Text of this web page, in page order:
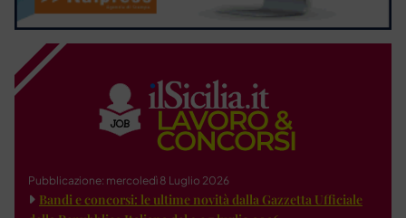
Pubblicazione: mercoledì 8 Luglio 2026
Bandi e concorsi: le ultime novità dalla Gazzetta Ufficiale